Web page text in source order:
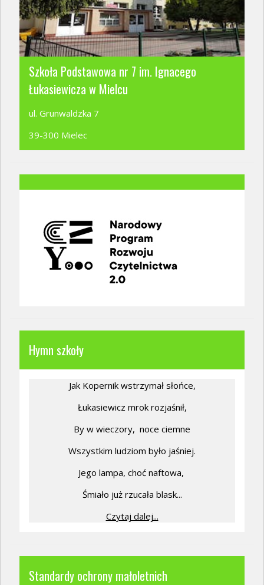
Szkoła Podstawowa nr 7 im. Ignacego
Łukasiewicza w Mielcu
ul. Grunwaldzka 7
39-300 Mielec
Hymn szkoły
Jak Kopernik wstrzymał słońce,
Łukasiewicz mrok rozjaśnił,
By w wieczory, noce ciemne
Wszystkim ludziom było jaśniej.
Jego lampa, choć naftowa,
Śmiało już rzucała blask...
Czytaj dalej...
Standardy ochrony małoletnich